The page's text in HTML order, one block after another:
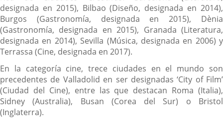
designada en 2015), Bilbao (Diseño, designada en 2014),
Burgos (Gastronomía, designada en 2015), Dènia
(Gastronomía, designada en 2015), Granada (Literatura,
designada en 2014), Sevilla (Música, designada en 2006) y
Terrassa (Cine, designada en 2017).
En la categoría cine, trece ciudades en el mundo son
precedentes de Valladolid en ser designadas ‘City of Film’
(Ciudad del Cine), entre las que destacan Roma (Italia),
Sidney (Australia), Busan (Corea del Sur) o Bristol
(Inglaterra).